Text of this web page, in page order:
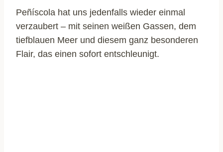
Peñíscola hat uns jedenfalls wieder einmal
verzaubert – mit seinen weißen Gassen, dem
tiefblauen Meer und diesem ganz besonderen
Flair, das einen sofort entschleunigt.